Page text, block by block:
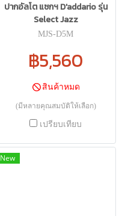
ปากอัลโต แซกฯ D'addario รุ่น
Select Jazz
MJS-D5M
฿5,560
สินค้าหมด
(มีหลายคุณสมบัติให้เลือก)
เปรียบเทียบ
New